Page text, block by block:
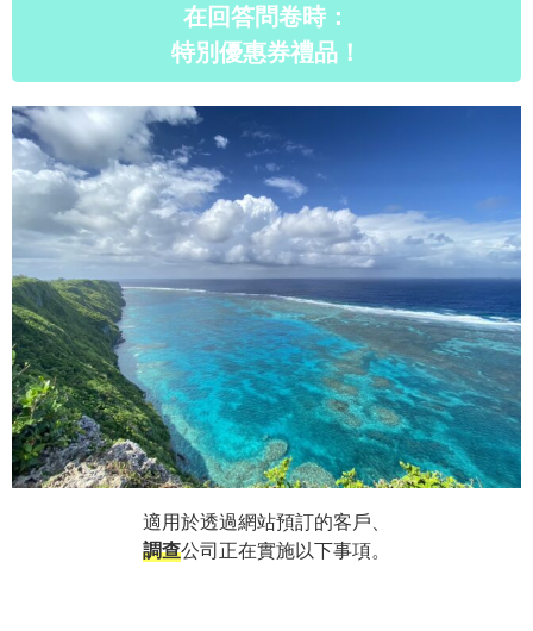
在回答問卷時：
特別優惠券禮品！
適用於透過網站預訂的客戶、
調查公司正在實施以下事項。